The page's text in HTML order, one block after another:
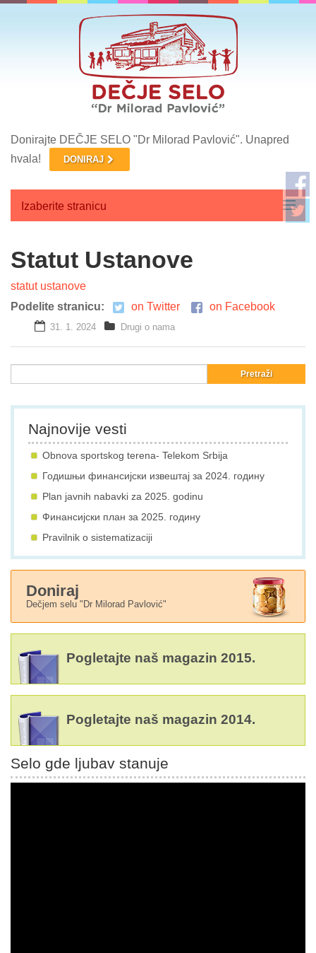
Donirajte DEČJE SELO "Dr Milorad Pavlović". Unapred
hvala!
DONIRAJ
Izaberite stranicu
O nama
Aktuelnosti
Prijatelji
Kontakt
Language
Statut Ustanove
statut ustanove
Podelite stranicu:
on Twitter on Facebook
31. 1. 2024 Drugi o nama
Najnovije vesti
Obnova sportskog terena- Telekom Srbija
Годишњи финансијски извештај за 2024. годину
Plan javnih nabavki za 2025. godinu
Финансијски план за 2025. годину
Pravilnik o sistematizaciji
Doniraj
Dečjem selu "Dr Milorad Pavlović"
Pogletajte naš magazin 2015.
Pogletajte naš magazin 2014.
Selo gde ljubav stanuje